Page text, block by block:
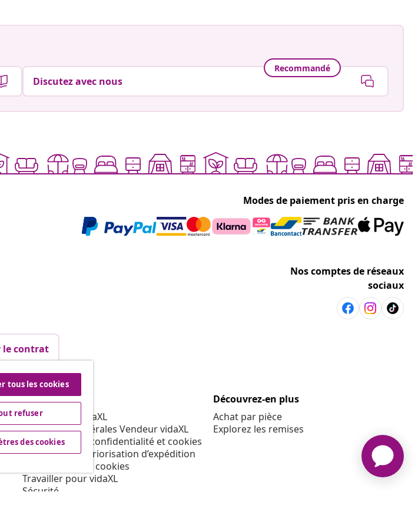
Recommandé
Discutez avec nous
Modes de paiement pris en charge
Nos comptes de réseaux
sociaux
le contrat
vidaXL
À propos de vidaXL
Conditions générales Vendeur vidaXL
Déclaration de confidentialité et cookies
Conditions de priorisation d’expédition
Paramètres des cookies
Travailler pour vidaXL
Sécurité
Découvrez-en plus
Achat par pièce
Explorez les remises
tous les cookies
refuser
des cookies